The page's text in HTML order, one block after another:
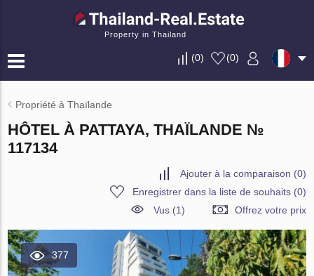
Property in Thailand
(0) (0)
Propriété à Thaïlande
HÔTEL À PATTAYA, THAÏLANDE №
117134
Ajouter à la comparaison (0)
Enregistrer dans la liste de souhaits(0)
Vus (1)
Offrez votre prix
377